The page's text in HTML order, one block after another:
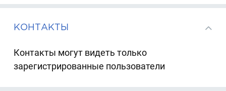
КОНТАКТЫ
Контакты могут видеть только
зарегистрированные пользователи